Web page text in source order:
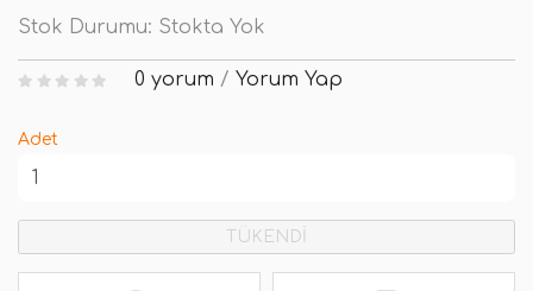
Stok Durumu: Stokta Yok
0 yorum / Yorum Yap
Adet
TÜKENDİ